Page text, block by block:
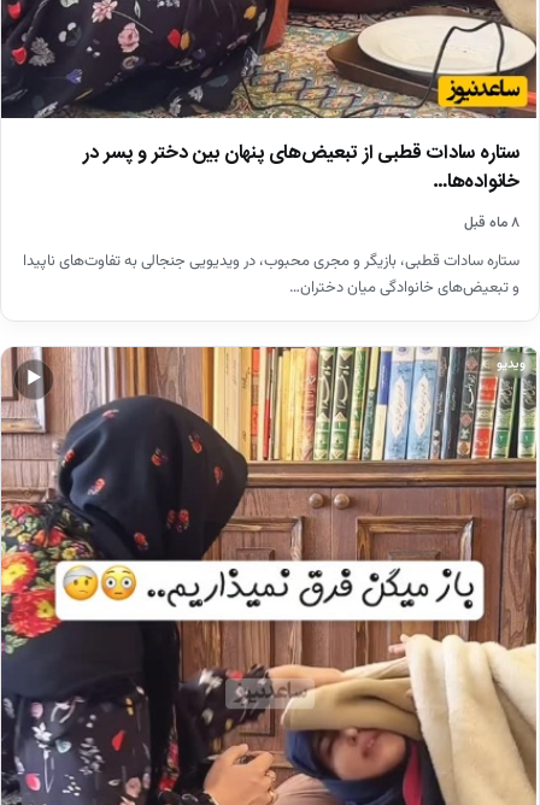
ستاره سادات قطبی از تبعیض‌های پنهان بین دختر و پسر در
خانواده‌ها…
۸ ماه قبل
ستاره سادات قطبی، بازیگر و مجری محبوب، در ویدیویی جنجالی به تفاوت‌های ناپیدا
و تبعیض‌های خانوادگی میان دختران…
▶
ویدیو